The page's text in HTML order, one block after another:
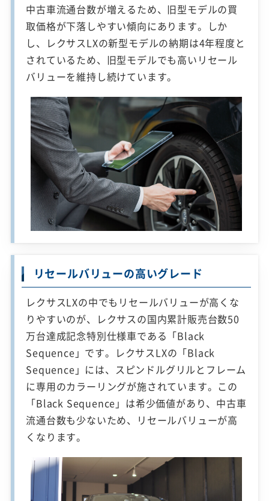
中古車流通台数が増えるため、旧型モデルの買
取価格が下落しやすい傾向にあります。しか
し、レクサスLXの新型モデルの納期は4年程度と
されているため、旧型モデルでも高いリセール
バリューを維持し続けています。
リセールバリューの高いグレード
レクサスLXの中でもリセールバリューが高くな
りやすいのが、レクサスの国内累計販売台数50
万台達成記念特別仕様車である「Black
Sequence」です。レクサスLXの「Black
Sequence」には、スピンドルグリルとフレーム
に専用のカラーリングが施されています。この
「Black Sequence」は希少価値があり、中古車
流通台数も少ないため、リセールバリューが高
くなります。